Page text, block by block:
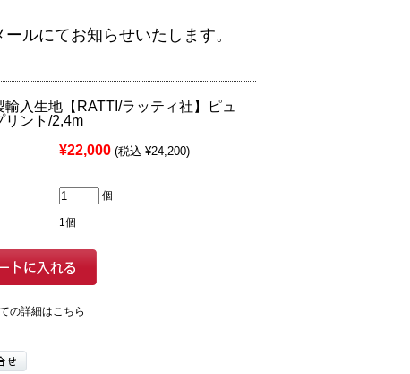
ルにてお知らせいたします。
輸入生地【RATTI/ラッティ社】ピュ
リント/2,4m
¥22,000 (税込 ¥24,200)
個
1個
の詳細はこちら